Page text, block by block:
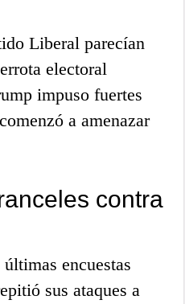
Liberal parecían
electoral
impuso fuertes
a amenazar
contra
encuestas
sus ataques a